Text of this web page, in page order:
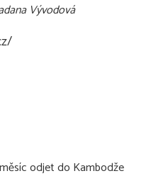
Vývodová
odjet do Kambodže